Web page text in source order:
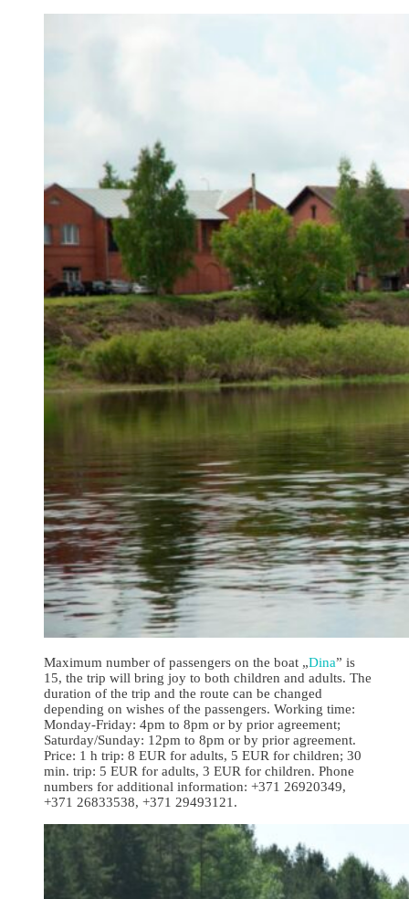
Maximum number of passengers on the boat „Dina” is
15, the trip will bring joy to both children and adults. The
duration of the trip and the route can be changed
depending on wishes of the passengers. Working time:
Monday-Friday: 4pm to 8pm or by prior agreement;
Saturday/Sunday: 12pm to 8pm or by prior agreement.
Price: 1 h trip: 8 EUR for adults, 5 EUR for children; 30
min. trip: 5 EUR for adults, 3 EUR for children. Phone
numbers for additional information: +371 26920349,
+371 26833538, +371 29493121.